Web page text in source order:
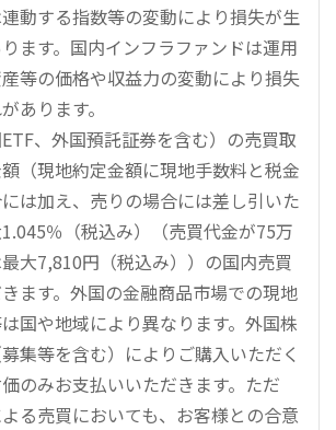
動する指数等の変動により損失が生
ます。国内インフラファンドは運用
等の価格や収益力の変動により損失
あります。
、外国預託証券を含む）の売買取
（現地約定金額に現地手数料と税金
は加え、売りの場合には差し引いた
％（税込み）（売買代金が75万
大7,810円（税込み））の国内売買
ます。外国の金融商品市場での現地
国や地域により異なります。外国株
集等を含む）によりご購入いただく
のみお支払いいただきます。ただ
る売買においても、お客様との合意